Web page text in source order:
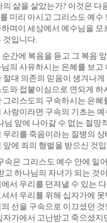
삶을 살았는가? 이것은 다
미리 아시고 그리스도 예수
며이 세상에서 예수님을
것입니다.
순간에 복음을 듣고 그 복음
의 사유하시는 은혜를 보고
절대 의존의 믿음이 생겨나
와 접붙이심으로 연되게
그리스도의 구속하시는 은혜
사랑이라면 구속의 기초는
님 앞에 나아갈 수 없는 절망
우리를 죽음이라는 질병의
에 죄의 형벌을 받으신 것
속은 그리스도 예수 안에 일
고 하나님의 자녀가 되는 것
서 우리를 던져낼 수 있는
서 우리를 위해 십자가에
선을 구속으로 이끄셨던
자가에서 고난받고 죽으셨지